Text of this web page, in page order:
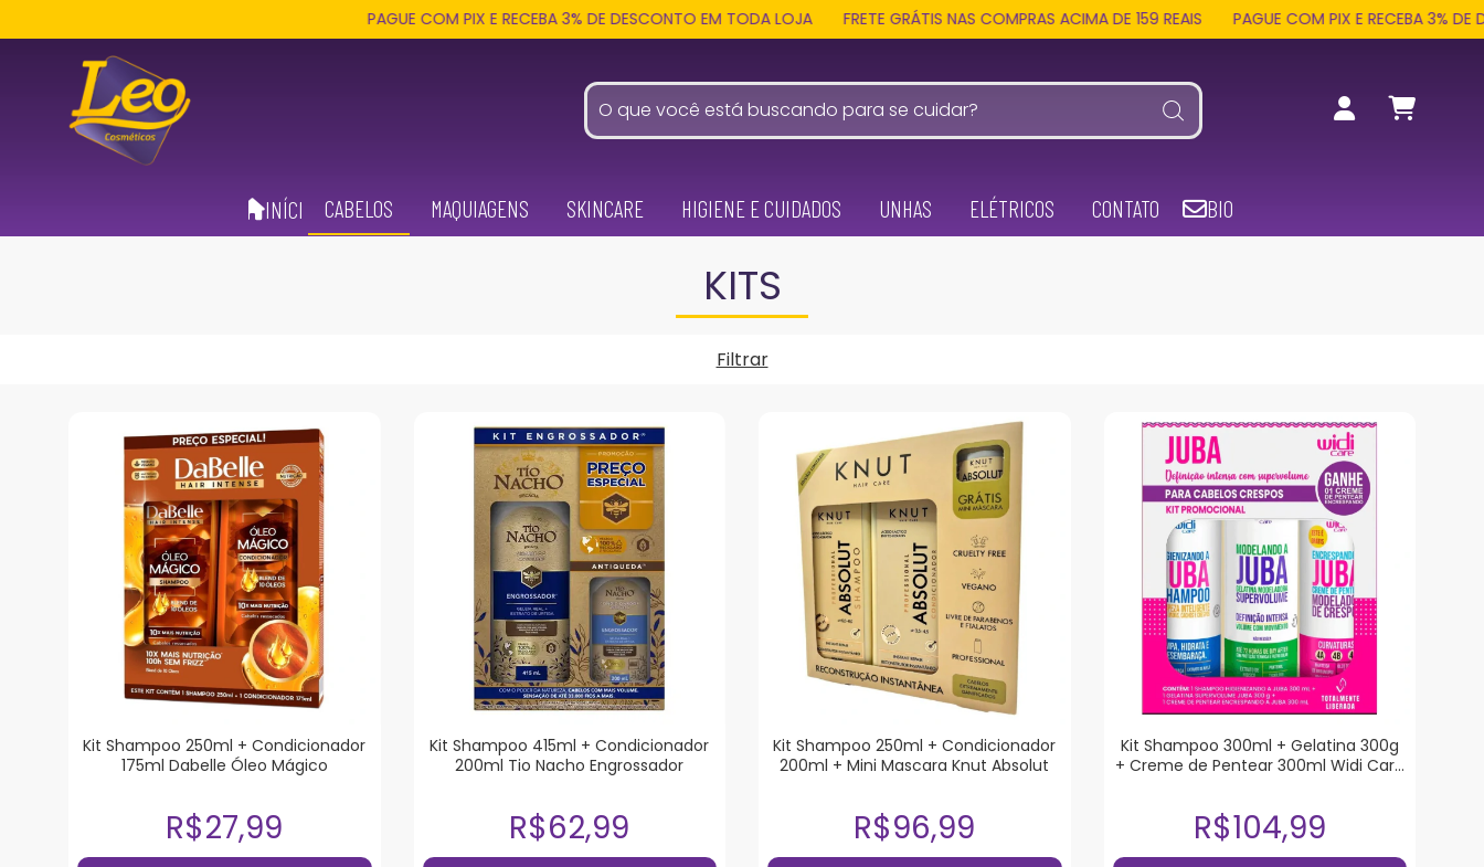
PAGUE COM PIX E RECEBA 3% DE DESCONTO EM TODA LOJA FRETE GRÁTIS NAS COMPRAS ACIMA DE 159 REAIS PAGUE COM PIX E RECEBA 3% DE DESCONTO
INÍCIO CABELOS MAQUIAGENS SKINCARE HIGIENE E CUIDADOS UNHAS ELÉTRICOS CONTATO BIO
KITS
Filtrar
Kit Shampoo 250ml + Condicionador
175ml Dabelle Óleo Mágico
R$27,99
Kit Shampoo 415ml + Condicionador
200ml Tio Nacho Engrossador
R$62,99
Kit Shampoo 250ml + Condicionador
200ml + Mini Mascara Knut Absolut
R$96,99
Kit Shampoo 300ml + Gelatina 300g
+ Creme de Pentear 300ml Widi Care
R$104,99